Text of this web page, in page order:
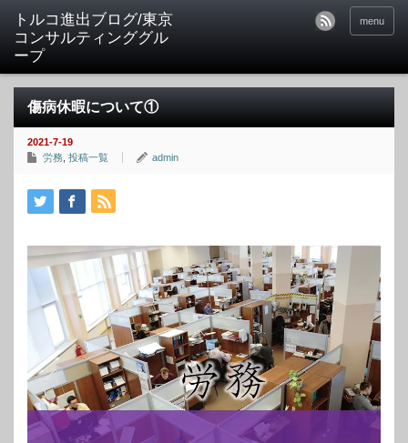
トルコ進出ブログ/東京
コンサルティンググル
ープ
menu
傷病休暇について①
2021-7-19
労務 投稿一覧 admin